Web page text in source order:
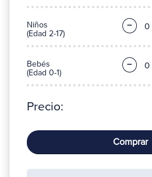
Niños
(Edad 2-17)
−
Bebés
(Edad 0-1)
−
Precio:
Comprar